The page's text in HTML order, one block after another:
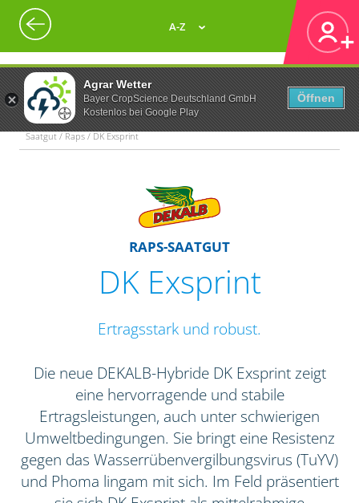
Agrar Wetter
Bayer CropScience Deutschland GmbH
Kostenlos bei Google Play
Öffnen
A-Z
Saatgut / Raps / DK Exsprint
RAPS-SAATGUT
DK Exsprint
Ertragsstark und robust.
Die neue DEKALB-Hybride DK Exsprint zeigt
eine hervorragende und stabile
Ertragsleistungen, auch unter schwierigen
Umweltbedingungen. Sie bringt eine Resistenz
gegen das Wasserrübenvergilbungsvirus (TuYV)
und Phoma lingam mit sich. Im Feld präsentiert